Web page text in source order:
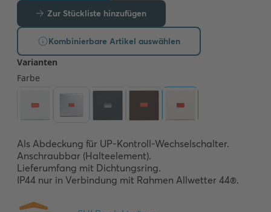
Zur Stückliste hinzufügen
Kombinierbare Artikel auswählen
Als Abdeckung für UP-Kontroll-Wechselschalter.
Anschraubbar (Halteelement).
Lieferumfang mit Dichtungsring.
IP44 nur in Verbindung mit Rahmen Allwetter 44®.